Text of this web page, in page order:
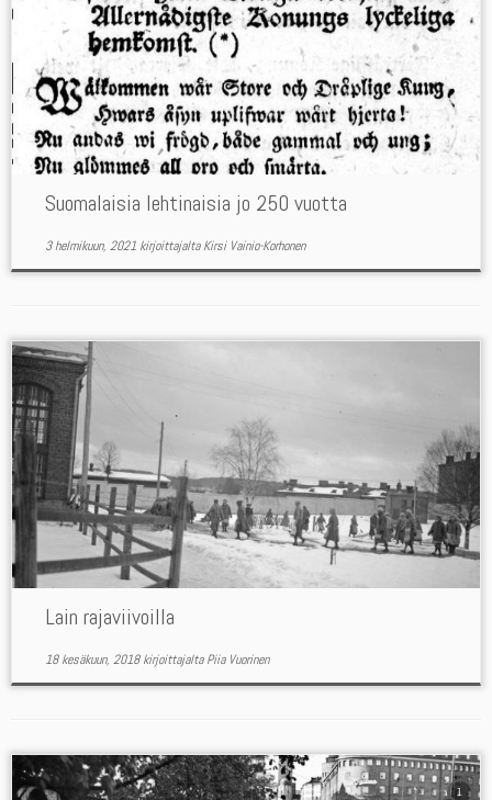
Suomalaisia lehtinaisia jo 250 vuotta
3 helmikuun, 2021 kirjoittajaltaKirsi Vainio-Korhonen
Lain rajaviivoilla
18 kesäkuun, 2018 kirjoittajaltaPiia Vuorinen
1